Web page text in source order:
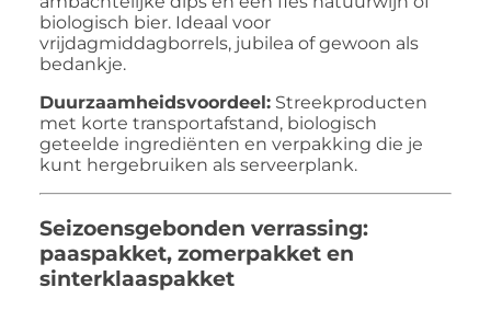
biologisch bier. Ideaal voor
vrijdagmiddagborrels, jubilea of gewoon als
bedankje.
Duurzaamheidsvoordeel: Streekproducten
met korte transportafstand, biologisch
geteelde ingrediënten en verpakking die je
kunt hergebruiken als serveerplank.
Seizoensgebonden verrassing:
paaspakket, zomerpakket en
sinterklaaspakket